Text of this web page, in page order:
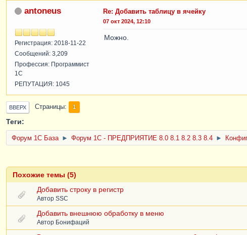
antoneus
Регистрация: 2018-11-22
Сообщений: 3,209
Профессия: Программист
1С
РЕПУТАЦИЯ: 1045
Re: Добавить таблицу в ячейку
07 окт 2024, 12:10
Можно.
ВВЕРХ Страницы 1
Теги:
Форум 1C База ► Форум 1С - ПРЕДПРИЯТИЕ 8.0 8.1 8.2 8.3 8.4 ►
Похожие темы (5)
Добавить строку в регистр
Автор SSC
Добавить внешнюю обработку в меню
Автор Бонифаций